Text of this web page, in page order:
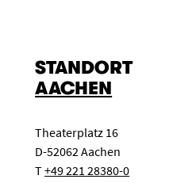
STANDORT
AACHEN
Theaterplatz 16
D-52062 Aachen
T+49 221 28380-0